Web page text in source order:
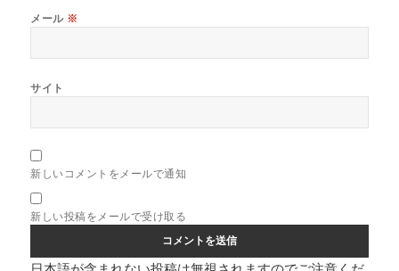
メール ※
サイト
新しいコメントをメールで通知
新しい投稿をメールで受け取る